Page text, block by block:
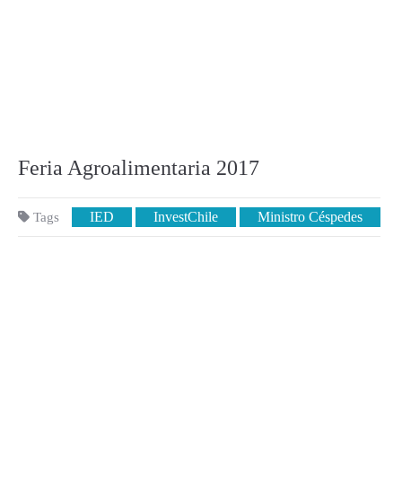
Feria Agroalimentaria 2017
Tags IED InvestChile Ministro Céspedes